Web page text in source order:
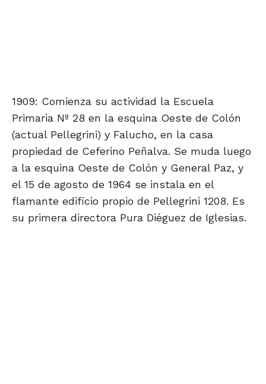
1909: Comienza su actividad la Escuela
Primaria Nº 28 en la esquina Oeste de Colón
(actual Pellegrini) y Falucho, en la casa
propiedad de Ceferino Peñalva. Se muda luego
a la esquina Oeste de Colón y General Paz, y
el 15 de agosto de 1964 se instala en el
flamante edificio propio de Pellegrini 1208. Es
su primera directora Pura Diéguez de Iglesias.